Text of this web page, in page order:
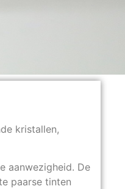
kristallen,
aanwezigheid. De
paarse tinten